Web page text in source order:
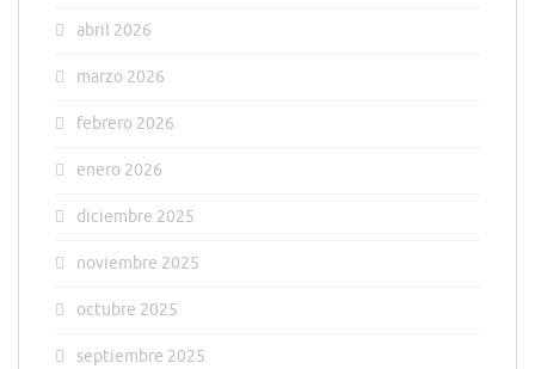
abril 2026
marzo 2026
febrero 2026
enero 2026
diciembre 2025
noviembre 2025
octubre 2025
septiembre 2025